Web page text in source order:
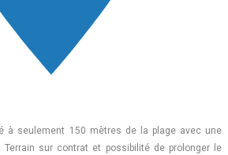
à seulement 150 mètres de la plage avec une
sur contrat et possibilité de prolonger le